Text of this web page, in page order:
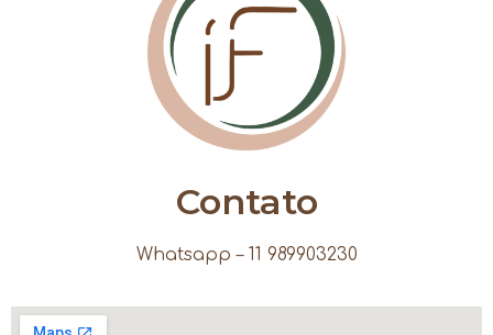
Contato
Whatsapp – 11 989903230